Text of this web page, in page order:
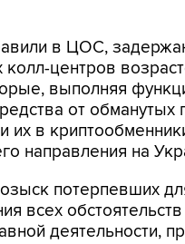
в ЦОС,
колл-центров
выполняя
от обманутых
их в
направления на
потерпевших
всех обстоятельств
деятельности,